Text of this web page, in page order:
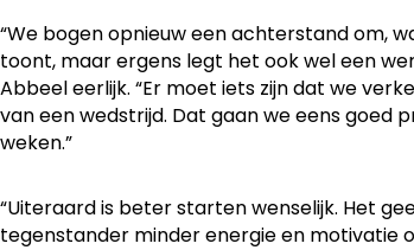
“We bogen opnieuw een achterstand om,
toont, maar ergens legt het ook wel een
Abbeel eerlijk. “Er moet iets zijn dat we
van een wedstrijd. Dat gaan we eens goed
weken.”
“Uiteraard is beter starten wenselijk. Het
tegenstander minder energie en motivatie